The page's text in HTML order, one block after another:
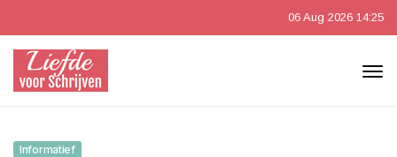
06 Aug 2026 14:25
Informatief